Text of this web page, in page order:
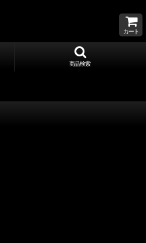
カート
商品検索